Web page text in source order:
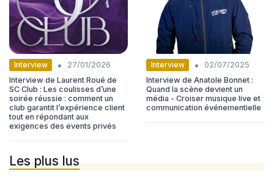
Interview •
27/01/2026
Interview de Laurent Roué de
SC Club : Les coulisses d’une
soirée réussie : comment un
club garantit l’expérience client
tout en répondant aux
exigences des events privés
Interview •
02/07/2025
Interview de Anatole Bonnet :
Quand la scène devient un
média - Croiser musique live et
communication événementielle
Les plus lus